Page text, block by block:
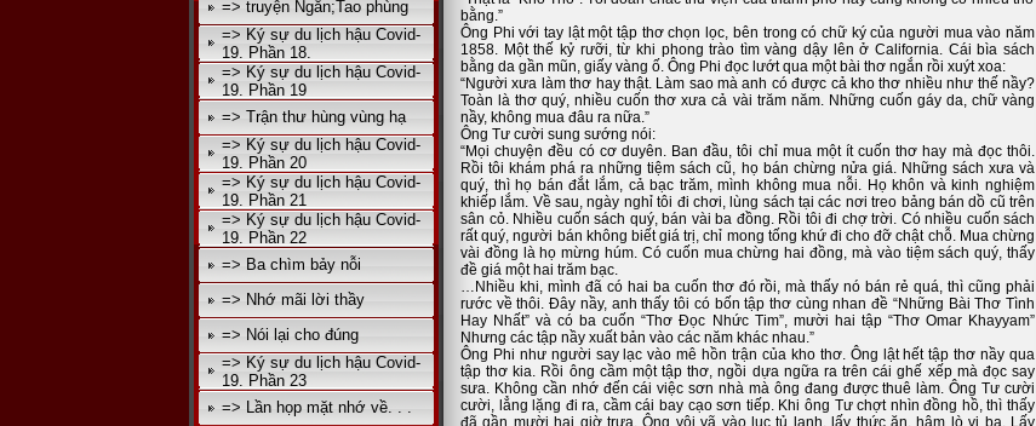
=> truyện Ngắn;Tao phùng
=> Ký sự du lịch hậu Covid-
19. Phần 18.
=> Ký sự du lịch hậu Covid-
19. Phần 19
=> Trận thư hùng vùng hạ
=> Ký sự du lịch hậu Covid-
19. Phần 20
=> Ký sự du lịch hậu Covid-
19. Phần 21
=> Ký sự du lịch hậu Covid-
19. Phần 22
=> Ba chìm bảy nỗi
=> Nhớ mãi lời thầy
=> Nói lại cho đúng
=> Ký sự du lịch hậu Covid-
19. Phần 23
=> Lần họp mặt nhớ về. . .
bằng.”
Ông Phi với tay lật một tập thơ chọn lọc, bên trong có chữ ký của người mua vào năm
1858. Một thế kỷ rưỡi, từ khi phong trào tìm vàng dậy lên ở California. Cái bìa sách
bằng da gần mũn, giấy vàng ố. Ông Phi đọc lướt qua một bài thơ ngắn rồi xuýt xoa:
“Người xưa làm thơ hay thật. Làm sao mà anh có được cả kho thơ nhiều như thế nầy?
Toàn là thơ quý, nhiều cuốn thơ xưa cả vài trăm năm. Những cuốn gáy da, chữ vàng
nầy, không mua đâu ra nữa.”
Ông Tư cười sung sướng nói:
“Mọi chuyện đều có cơ duyên. Ban đầu, tôi chỉ mua một ít cuốn thơ hay mà đọc thôi.
Rồi tôi khám phá ra những tiệm sách cũ, họ bán chừng nửa giá. Những sách xưa và
quý, thì họ bán đắt lắm, cả bạc trăm, mình không mua nỗi. Họ khôn và kinh nghiệm
khiếp lắm. Về sau, ngày nghỉ tôi đi chơi, lùng sách tại các nơi treo bảng bán dồ cũ trên
sân cỏ. Nhiều cuốn sách quý, bán vài ba đồng. Rồi tôi đi chợ trời. Có nhiều cuốn sách
rất quý, người bán không biết giá trị, chỉ mong tống khứ đi cho đỡ chật chỗ. Mua chừng
vài đồng là họ mừng húm. Có cuốn mua chừng hai đồng, mà vào tiệm sách quý, thấy
đề giá một hai trăm bạc.
…Nhiều khi, mình đã có hai ba cuốn thơ đó rồi, mà thấy nó bán rẻ quá, thì cũng phải
rước về thôi. Đây nầy, anh thấy tôi có bốn tập thơ cùng nhan đề “Những Bài Thơ Tình
Hay Nhất” và có ba cuốn “Thơ Đọc Nhức Tim”, mười hai tập “Thơ Omar Khayyam”
Nhưng các tập nầy xuất bản vào các năm khác nhau.”
Ông Phi như người say lạc vào mê hồn trận của kho thơ. Ông lật hết tập thơ nầy qua
tập thơ kia. Rồi ông cầm một tập thơ, ngồi dựa ngữa ra trên cái ghế xếp mà đọc say
sưa. Không cần nhớ đến cái việc sơn nhà mà ông đang được thuê làm. Ông Tư cười
cười, lẳng lặng đi ra, cầm cái bay cạo sơn tiếp. Khi ông Tư chợt nhìn đồng hồ, thì thấy
đã gần mười hai giờ trưa. Ông vội vã vào lục tủ lạnh, lấy thức ăn, hâm lò vi ba. Lấy